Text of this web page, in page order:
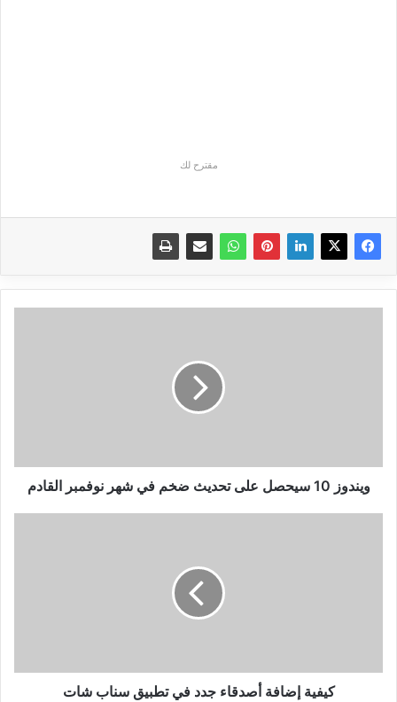
مقترح لك
نوفمبر
القادم
ويندوز 10 سيحصل على تحديث ضخم في شهر نوفمبر القادم
كيفية إضافة أصدقاء جدد في تطبيق سناب شات